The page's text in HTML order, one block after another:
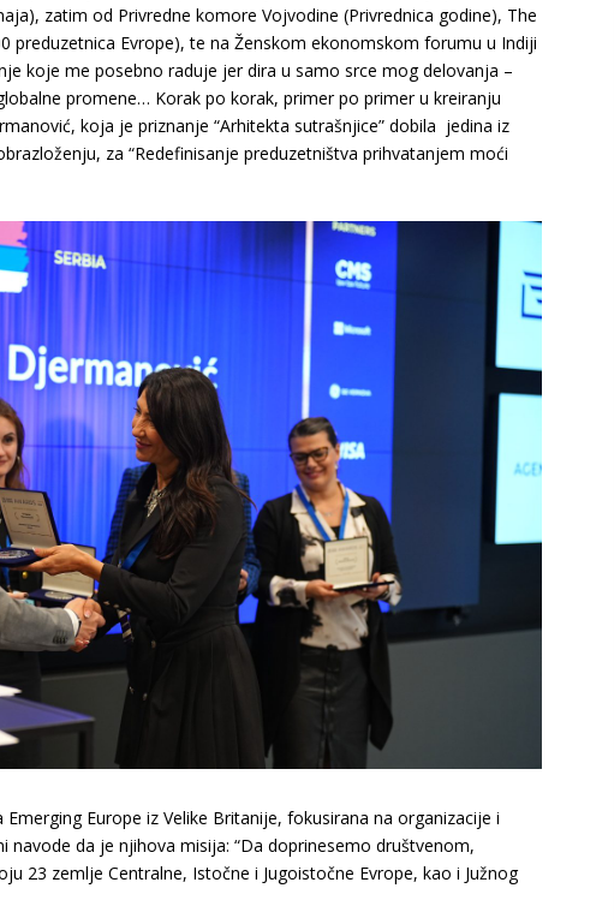
zatim od Privredne komore Vojvodine (Privrednica godine), The
preduzetnica Evrope), te na Ženskom ekonomskom forumu u Indiji
koje me posebno raduje jer dira u samo srce mog delovanja –
promene… Korak po korak, primer po primer u kreiranju
koja je priznanje “Arhitekta sutrašnjice” dobila jedina iz
za “Redefinisanje preduzetništva prihvatanjem moći
Europe iz Velike Britanije, fokusirana na organizacije i
navode da je njihova misija: “Da doprinesemo društvenom,
23 zemlje Centralne, Istočne i Jugoistočne Evrope, kao i Južnog